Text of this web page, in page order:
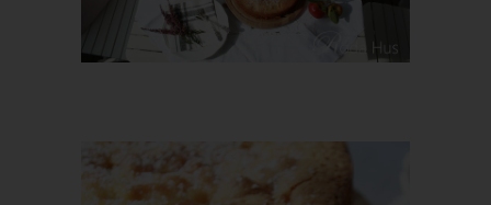
Möchte die betroffene Person Rechte mit Bezug auf
automatisierte Entscheidungen geltend machen, kann sie sich
hierzu jederzeit an einen Mitarbeiter des für die Verarbeitung
datenschutzrechtlichen Einwilligung
Jede von der Verarbeitung personenbezogener Daten